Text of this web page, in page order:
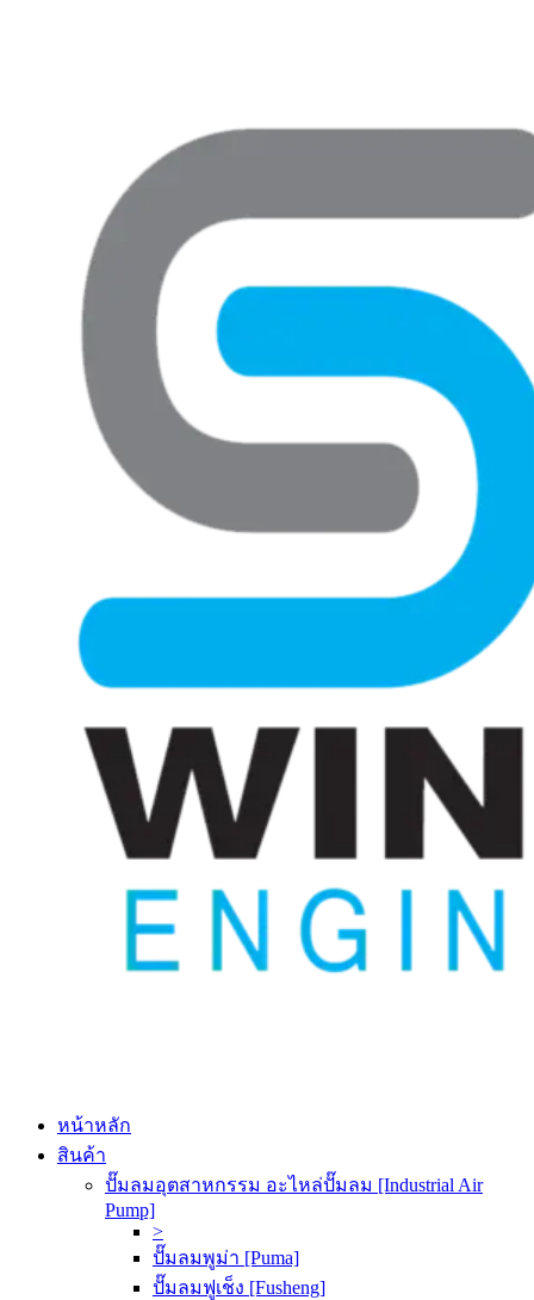
หน้าหลัก
สินค้า
ปั๊มลมอุตสาหกรรม อะไหล่ปั๊มลม [Industrial Air
Pump]
>
ปั๊มลมพูม่า [Puma]
ปั๊มลมฟูเช็ง [Fusheng]